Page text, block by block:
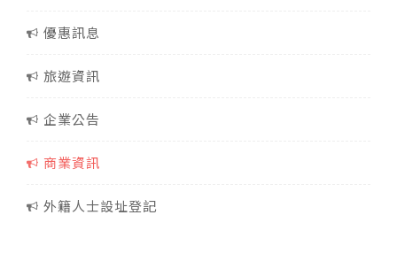
優惠訊息
旅遊資訊
企業公告
商業資訊
外籍人士設址登記